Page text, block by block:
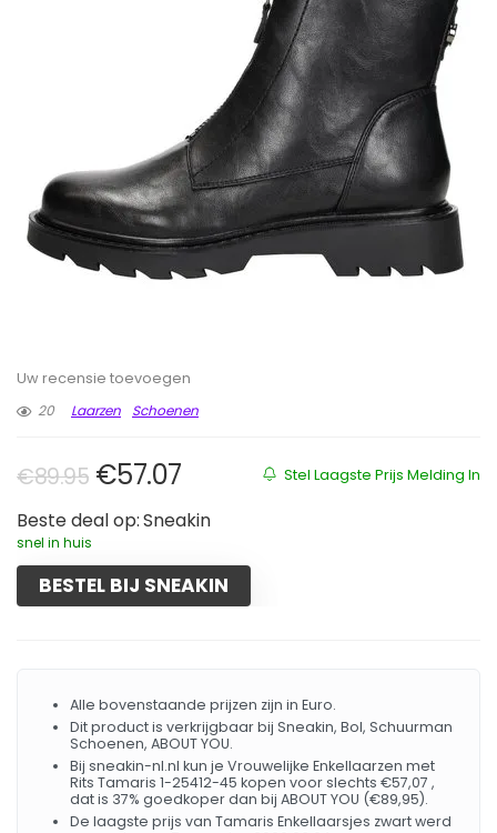
Uw recensie toevoegen
20
Laarzen Schoenen
Stel Laagste Prijs Melding In
€89.95 Oorspronkelijke prijs was:
€57.07Huidige prijs is: €57.07.
Beste deal op: Sneakin
snel in huis
BESTEL BIJ SNEAKIN
Alle bovenstaande prijzen zijn in Euro.
Dit product is verkrijgbaar bij Sneakin, Bol, Schuurman
Schoenen, ABOUT YOU.
Bij sneakin-nl.nl kun je Vrouwelijke Enkellaarzen met
Rits Tamaris 1-25412-45 kopen voor slechts €57,07 ,
dat is 37% goedkoper dan bij ABOUT YOU (€89,95).
De laagste prijs van Tamaris Enkellaarsjes zwart werd